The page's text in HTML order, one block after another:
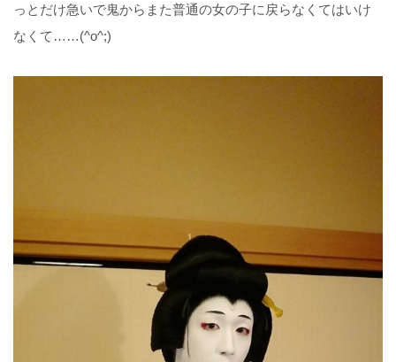
っとだけ急いで鬼からまた普通の女の子に戻らなくてはいけ
なくて……(^o^;)